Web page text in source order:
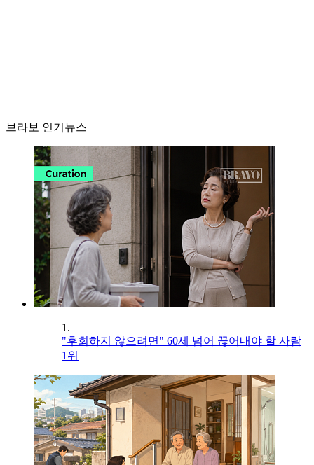
브라보 인기뉴스
1.
"후회하지 않으려면" 60세 넘어 끊어내야 할 사람
1위